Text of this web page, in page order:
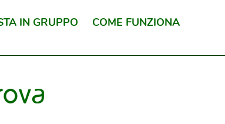
IN GRUPPO COME FUNZIONA